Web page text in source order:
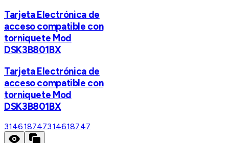
Tarjeta Electrónica de
acceso compatible con
torniquete Mod
DSK3B801BX
Tarjeta Electrónica de
acceso compatible con
torniquete Mod
DSK3B801BX
314618747314618747